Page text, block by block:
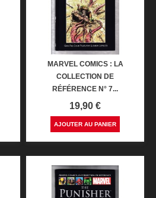
MARVEL COMICS : LA
COLLECTION DE
RÉFÉRENCE N° 7...
Prix
19,90 €
AJOUTER AU PANIER